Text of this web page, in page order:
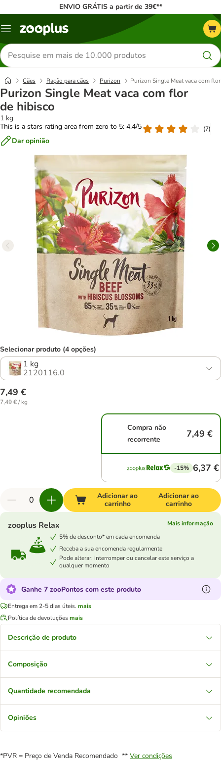
ENVIO GRÁTIS a partir de 39€**
Menu
Pesquisar
produtos
Cães Ração para cães Purizon Purizon Single Meat vaca com
Purizon Single Meat vaca com flor
de hibisco
1 kg
This is a stars rating area from zero to 5: 4.4/5
(7)
Dar opinião
Selecionar produto (4 opções)
1 kg
2120116.0
7,49 €
7,49 € / kg
Compra não
recorrente
7,49 €
-15% 6,37 €
Adicionar ao
carrinho
Adicionar ao
carrinho
zooplus Relax
Mais informação
5% de desconto* em cada encomenda
Receba a sua encomenda regularmente
Pode alterar, interromper ou cancelar este serviço a
qualquer momento
Ganhe 7 zooPontos com este produto
Entrega em 2-5 dias úteis. mais
Política de devoluçõesmais
Descrição de produto
Composição
Quantidade recomendada
Opiniões
*PVR = Preço de Venda Recomendado ** Ver condições